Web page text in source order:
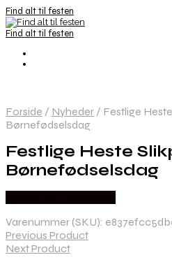
Find alt til festen
Find alt til festen
Forside / Nyheder / Festlige
Børnefødselsdag
Festlige Heste
Børnefødselsdag
Varenummer (SKU):
Previous Product
Next Product